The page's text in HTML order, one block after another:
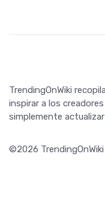
TrendingOnWiki
inspirar a los
simplemente
©2026 TrendingOnWiki